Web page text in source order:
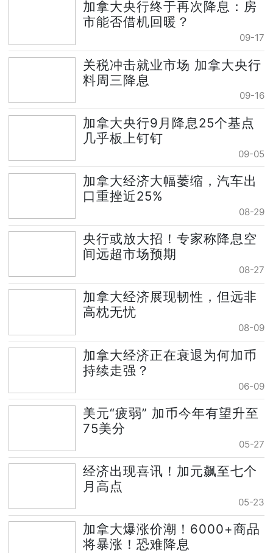
加拿大央行终于再次降息：房
市能否借机回暖？
09-17
关税冲击就业市场 加拿大央行
料周三降息
09-16
加拿大央行9月降息25个基点
几乎板上钉钉
09-05
加拿大经济大幅萎缩，汽车出
口重挫近25%
08-29
央行或放大招！专家称降息空
间远超市场预期
08-27
加拿大经济展现韧性，但远非
高枕无忧
08-09
加拿大经济正在衰退为何加币
持续走强？
06-09
美元“疲弱” 加币今年有望升至
75美分
05-27
经济出现喜讯！加元飙至七个
月高点
05-23
加拿大爆涨价潮！6000+商品
将暴涨！恐难降息